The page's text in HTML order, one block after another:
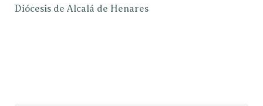
Diócesis de Alcalá de Henares